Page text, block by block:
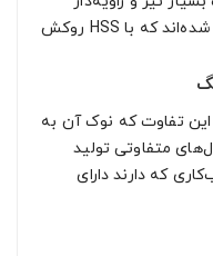
هستند و از آلیاژ فولاد یا کبالت تولید شده‌اند که با HSS روکش
تفاوت که نوک آن به
متفاوتی تولید
که دارند دارای